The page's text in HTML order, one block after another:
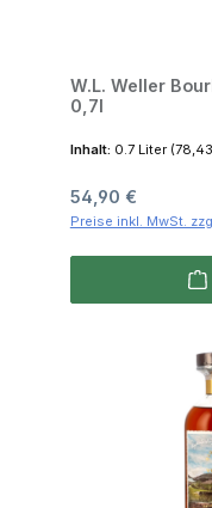
W.L. Weller
0,7l
Inhalt: 0.7 Liter
Regulärer Preis:
54,90 €
Preise inkl. MwSt.